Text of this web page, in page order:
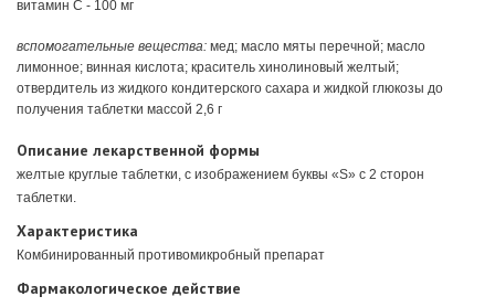
витамин C - 100 мг
вспомогательные вещества: мед; масло мяты перечной; масло
лимонное; винная кислота; краситель хинолиновый желтый;
отвердитель из жидкого кондитерского сахара и жидкой глюкозы до
получения таблетки массой 2,6 г
Описание лекарственной формы
желтые круглые таблетки, с изображением буквы «S» c 2 сторон
таблетки.
Характеристика
Комбинированный противомикробный препарат
Фармакологическое действие